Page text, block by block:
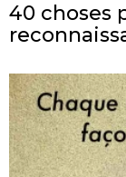
40 choses